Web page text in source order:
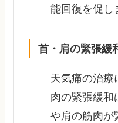
能回復を促し
首・肩の緊張緩
天気痛の治療
肉の緊張緩和
や肩の筋肉が